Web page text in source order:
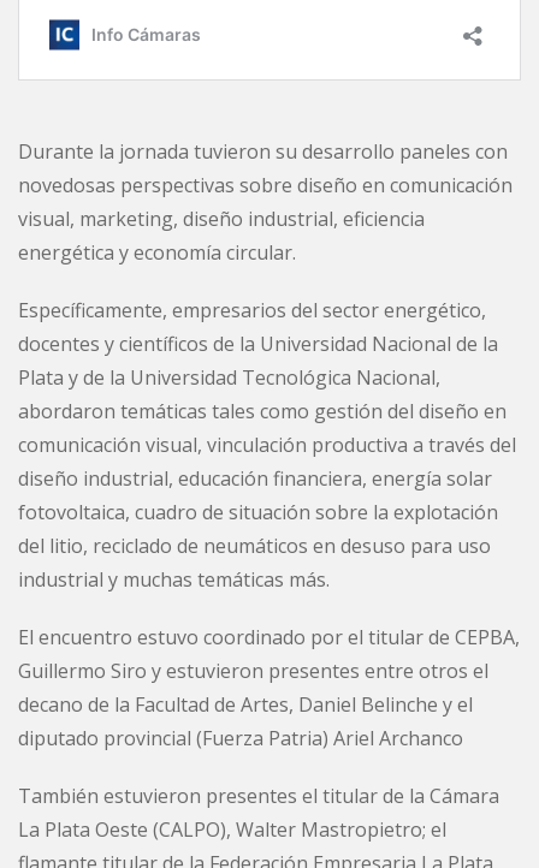
Durante la jornada tuvieron su desarrollo paneles con
novedosas perspectivas sobre diseño en comunicación
visual, marketing, diseño industrial, eficiencia
energética y economía circular.
Específicamente, empresarios del sector energético,
docentes y científicos de la Universidad Nacional de la
Plata y de la Universidad Tecnológica Nacional,
abordaron temáticas tales como gestión del diseño en
comunicación visual, vinculación productiva a través del
diseño industrial, educación financiera, energía solar
fotovoltaica, cuadro de situación sobre la explotación
del litio, reciclado de neumáticos en desuso para uso
industrial y muchas temáticas más.
El encuentro estuvo coordinado por el titular de CEPBA,
Guillermo Siro y estuvieron presentes entre otros el
decano de la Facultad de Artes, Daniel Belinche y el
diputado provincial (Fuerza Patria) Ariel Archanco
También estuvieron presentes el titular de la Cámara
La Plata Oeste (CALPO), Walter Mastropietro; el